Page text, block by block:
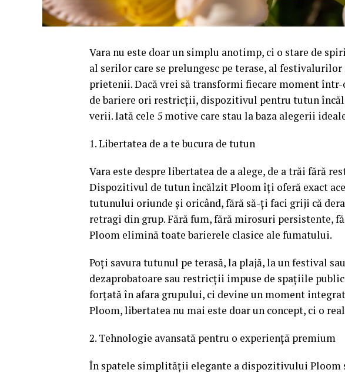
Vara nu este doar un simplu anotimp, ci o stare de
al serilor care se prelungesc pe terase, al
prietenii. Dacă vrei să transformi fiecare moment
de bariere ori restricții, dispozitivul pentru tutun
verii. Iată cele 5 motive care stau la baza alegerii
1. Libertatea de a te bucura de tutun
Vara este despre libertatea de a alege, de a trăi fără
Dispozitivul de tutun încălzit Ploom îți oferă exact
tutunului oriunde și oricând, fără să-ți faci griji că
retragi din grup. Fără fum, fără mirosuri persistente,
Ploom elimină toate barierele clasice ale fumatului.
Poți savura tutunul pe terasă, la plajă, la un festival
dezaprobatoare sau restricții impuse de spațiile
forțată în afara grupului, ci devine un moment
Ploom, libertatea nu mai este doar un concept, ci o
2. Tehnologie avansată pentru o experiență premium
În spatele simplității elegante a dispozitivului Ploom